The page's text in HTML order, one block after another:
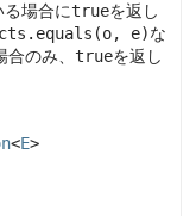
場合にtrueを返し
e)な
のみ、 trueを返し
<E>